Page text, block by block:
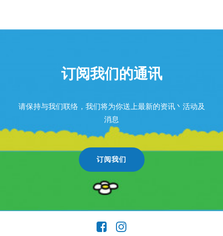
订阅我们的通讯
请保持与我们联络，我们将为你送上最新的资讯丶活动及
消息
订阅我们